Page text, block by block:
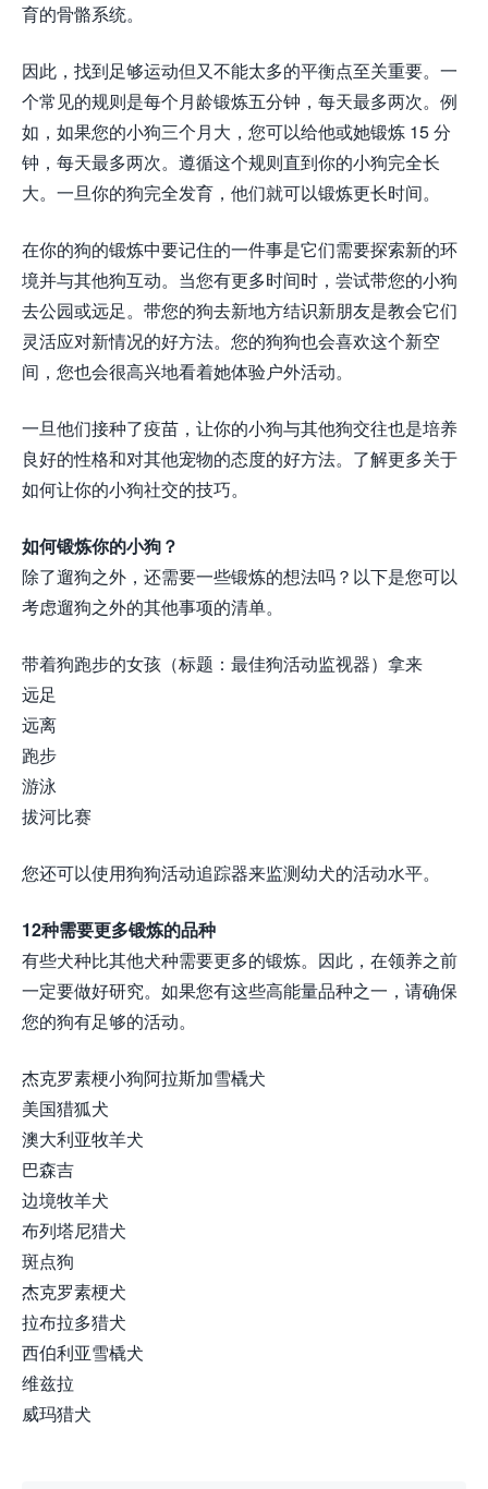
育的骨骼系统。
因此，找到足够运动但又不能太多的平衡点至关重要。一
个常见的规则是每个月龄锻炼五分钟，每天最多两次。例
如，如果您的小狗三个月大，您可以给他或她锻炼 15 分
钟，每天最多两次。遵循这个规则直到你的小狗完全长
大。一旦你的狗完全发育，他们就可以锻炼更长时间。
在你的狗的锻炼中要记住的一件事是它们需要探索新的环
境并与其他狗互动。当您有更多时间时，尝试带您的小狗
去公园或远足。带您的狗去新地方结识新朋友是教会它们
灵活应对新情况的好方法。您的狗狗也会喜欢这个新空
间，您也会很高兴地看着她体验户外活动。
一旦他们接种了疫苗，让你的小狗与其他狗交往也是培养
良好的性格和对其他宠物的态度的好方法。了解更多关于
如何让你的小狗社交的技巧。
如何锻炼你的小狗？
除了遛狗之外，还需要一些锻炼的想法吗？以下是您可以
考虑遛狗之外的其他事项的清单。
带着狗跑步的女孩（标题：最佳狗活动监视器）拿来
远足
远离
跑步
游泳
拔河比赛
您还可以使用狗狗活动追踪器来监测幼犬的活动水平。
12种需要更多锻炼的品种
有些犬种比其他犬种需要更多的锻炼。因此，在领养之前
一定要做好研究。如果您有这些高能量品种之一，请确保
您的狗有足够的活动。
杰克罗素梗小狗阿拉斯加雪橇犬
美国猎狐犬
澳大利亚牧羊犬
巴森吉
边境牧羊犬
布列塔尼猎犬
斑点狗
杰克罗素梗犬
拉布拉多猎犬
西伯利亚雪橇犬
维兹拉
威玛猎犬